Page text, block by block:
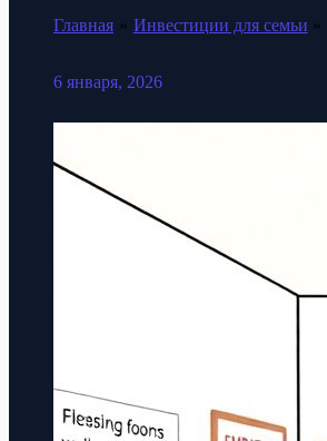
Главная Инвестиции для семьи
6 января, 2026